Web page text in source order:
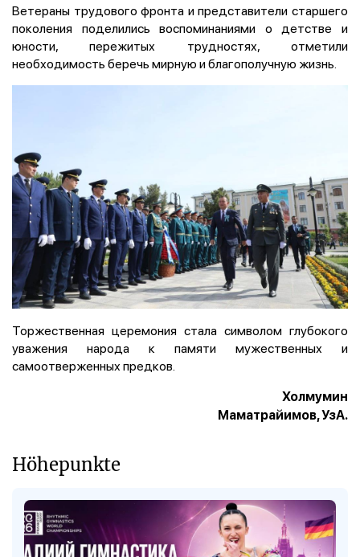
Ветераны трудового фронта и представители старшего
поколения поделились воспоминаниями о детстве и
юности, пережитых трудностях, отметили
необходимость беречь мирную и благополучную жизнь.
Торжественная церемония стала символом глубокого
уважения народа к памяти мужественных и
самоотверженных предков.
Холмумин
Маматрайимов, УзА.
Höhepunkte